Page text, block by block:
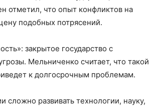
отметил, что опыт конфликтов на
подобных потрясений.
закрытое государство с
Мельниченко считает, что такой
к долгосрочным проблемам.
сложно развивать технологии, науку,